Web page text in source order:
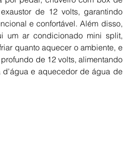
de 12 volts, garantindo
e confortável. Além disso,
um ar condicionado mini split,
quanto aquecer o ambiente, e
de 12 volts, alimentando
d'água e aquecedor de água de